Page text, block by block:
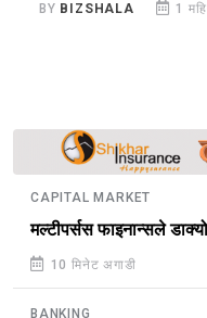
BY BIZSHALA 1
CAPITAL MARKET
मल्टीपर्सस फाइनान्सले
10 मिनेट अगाडी
BANKING